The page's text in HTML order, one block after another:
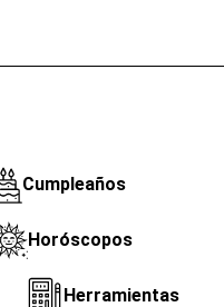
Cumpleaños
Horóscopos
Herramientas